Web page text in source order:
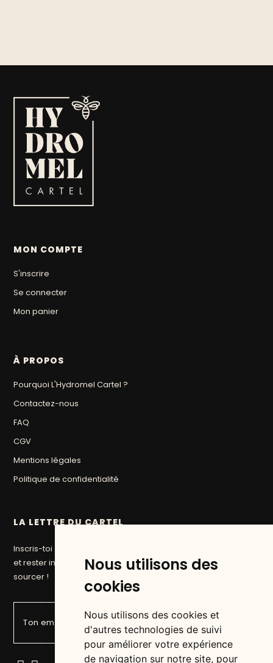
Nous utilisons des
cookies
Nous utilisons des cookies et
d'autres technologies de suivi
pour améliorer votre expérience
de navigation sur notre site, pour
MON COMPTE
S'inscrire
Se connecter
Mon panier
À PROPOS
Pourquoi L'Hydromel Cartel ?
Contactez-nous
FAQ
CGV
Mentions légales
Politique de confidentialité
LA LETTRE DU CARTEL
Inscris-toi à la newsletter du Cartel pour suivre nos aventures
et rester informé des prochaines pépites que nous allons
sourcer !